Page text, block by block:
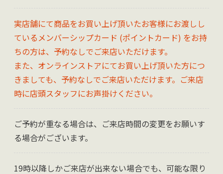
実店舗にて商品をお買い上げ頂いたお客様にお渡しし
ているメンバーシップカード (ポイントカード) をお持
ちの方は、予約なしでご来店いただけます。
また、オンラインストアにてお買い上げ頂いた方につ
きましても、予約なしでご来店いただけます。ご来店
時に店頭スタッフにお声掛けください。
ご予約が重なる場合は、ご来店時間の変更をお願いす
る場合がございます。
19時以降しかご来店が出来ない場合でも、可能な限り